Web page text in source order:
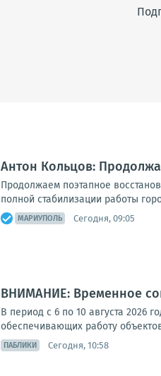
Антон Кольцов:
Продолжаем поэтапное
полной стабилизации работы
МАРИУПОЛЬ Сегодня, 09:05
ВНИМАНИЕ: Временное
В период с 6 по 10 августа 2026
обеспечивающих работу
ПАБЛИКИ Сегодня, 10:58